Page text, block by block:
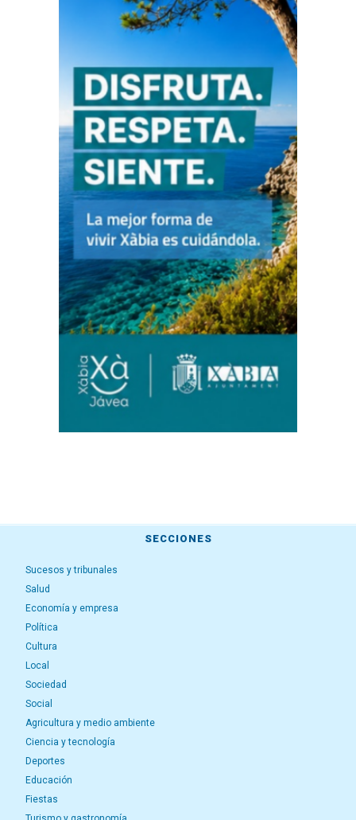
SECCIONES
Sucesos y tribunales
Salud
Economía y empresa
Política
Cultura
Local
Sociedad
Social
Agricultura y medio ambiente
Ciencia y tecnología
Deportes
Educación
Fiestas